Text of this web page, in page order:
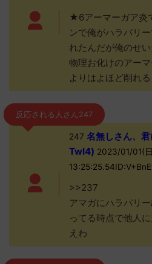
★6アーマーガア炎
ンで俺がハラバリ
れたんだが俺のせ
物理お化けのアー
よりはよほど削れ
反応される人さん247
247 名無しさん、
TwI4) 2023/01/01(
>>237
アマガにハラバリ
ってる時点で他人
えわ